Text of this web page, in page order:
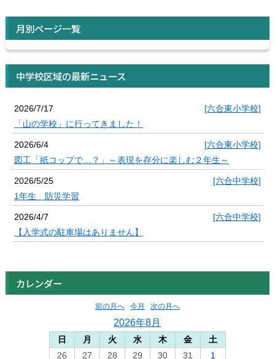
月別ページ一覧
中学校区域の最新ニュース
2026/7/17
[六合東小学校]
「山の学校」に行ってきました！
2026/6/4
[六合東小学校]
図工「紙コップで…？」～表現を存分に楽しむ２年生～
2026/5/25
[六合中学校]
1年生 防災学習
2026/4/7
[六合中学校]
【入学式の駐車場はありません】
カレンダー
前の月へ 今月 次の月へ
2026年8月
日 月 火 水 木 金
土
26
27 28 29 30 31 1